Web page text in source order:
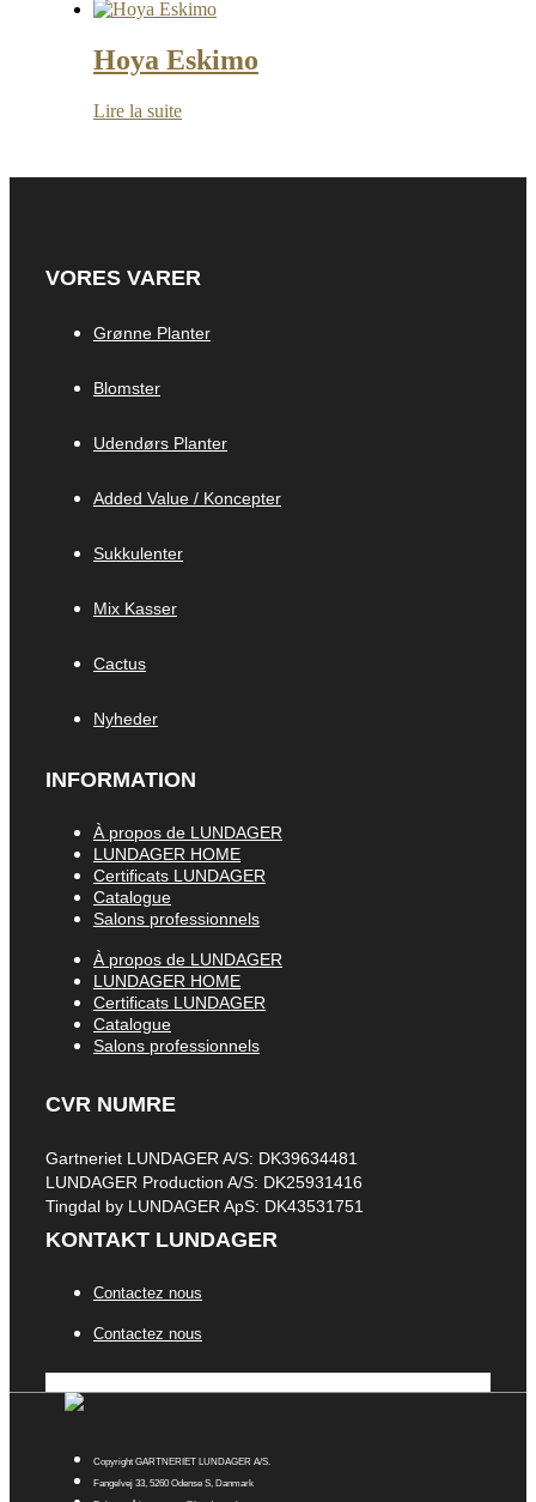
Hoya Eskimo
Lire la suite
VORES VARER
Grønne Planter
Blomster
Udendørs Planter
Added Value / Koncepter
Sukkulenter
Mix Kasser
Cactus
Nyheder
INFORMATION
À propos de LUNDAGER
LUNDAGER HOME
Certificats LUNDAGER
Catalogue
Salons professionnels
À propos de LUNDAGER
LUNDAGER HOME
Certificats LUNDAGER
Catalogue
Salons professionnels
CVR NUMRE
Gartneriet LUNDAGER A/S: DK39634481
LUNDAGER Production A/S: DK25931416
Tingdal by LUNDAGER ApS: DK43531751
KONTAKT LUNDAGER
Contactez nous
Contactez nous
Copyright GARTNERIET LUNDAGER A/S.
Fangelvej 33, 5260 Odense S, Danmark